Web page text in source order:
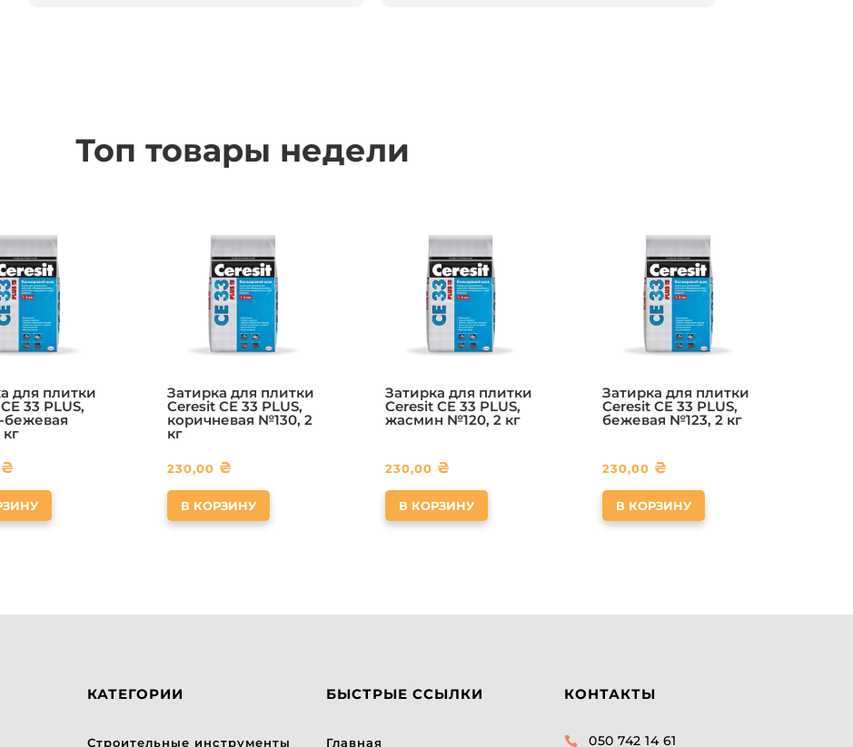
Топ товары недели
для плитки
33 PLUS,
бежевая
₴
Затирка для плитки
Ceresit CE 33 PLUS,
коричневая №130, 2
кг
230,00 ₴
В КОРЗИНУ
Затирка для плитки
Ceresit CE 33 PLUS,
жасмин №120, 2 кг
230,00 ₴
В КОРЗИНУ
Затирка для плитки
Ceresit CE 33 PLUS,
бежевая №123, 2 кг
230,00 ₴
В КОРЗИНУ
КАТЕГОРИИ
Строительные инструменты
БЫСТРЫЕ ССЫЛКИ
Главная
КОНТАКТЫ
 050 742 14 61